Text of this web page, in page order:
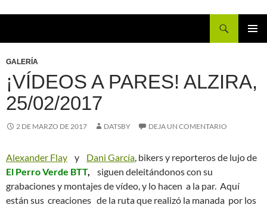
CONTENIDO
GALERÍA
¡VÍDEOS A PARES! ALZIRA,
25/02/2017
2 DE MARZO DE 2017 DATSBY DEJA UN COMENTARIO
Alexander Flay y Dani García, bikers y reporteros de lujo de
El Perro Verde BTT,
siguen deleitándonos con su
grabaciones y montajes de vídeo, y lo hacen a la par. Aquí
están sus creaciones de la ruta que realizó la manada por los